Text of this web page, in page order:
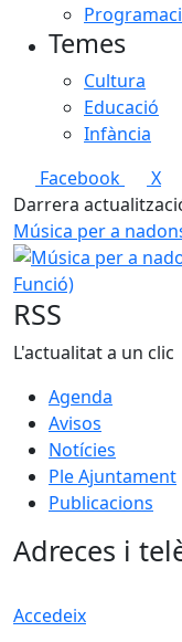
Temes
Cultura
Educació
Infància
Facebook
X
Darrera
Música per a
RSS
L'actualitat a un clic
Agenda
Avisos
Notícies
Ple Ajuntament
Publicacions
Adreces i
Accedeix